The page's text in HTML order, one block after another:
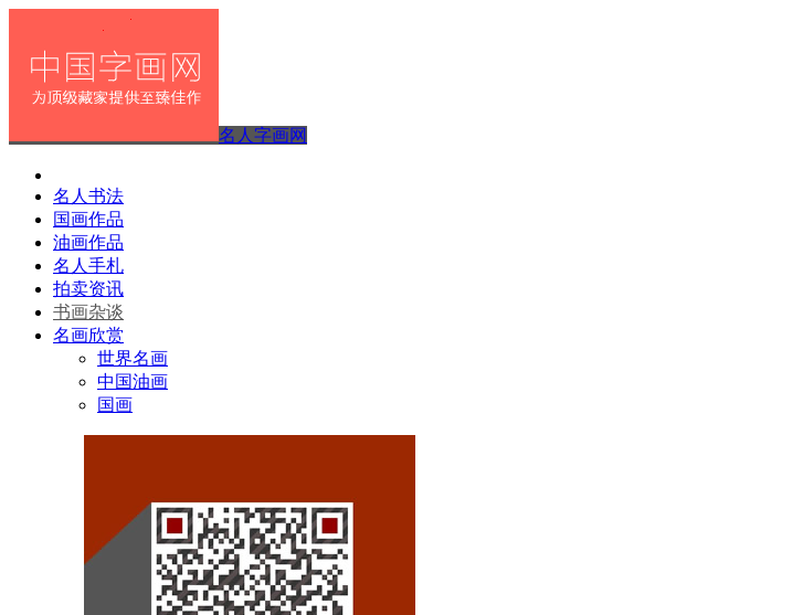
名人字画网
名人书法
国画作品
油画作品
名人手札
拍卖资讯
书画杂谈
名画欣赏
世界名画
中国油画
国画